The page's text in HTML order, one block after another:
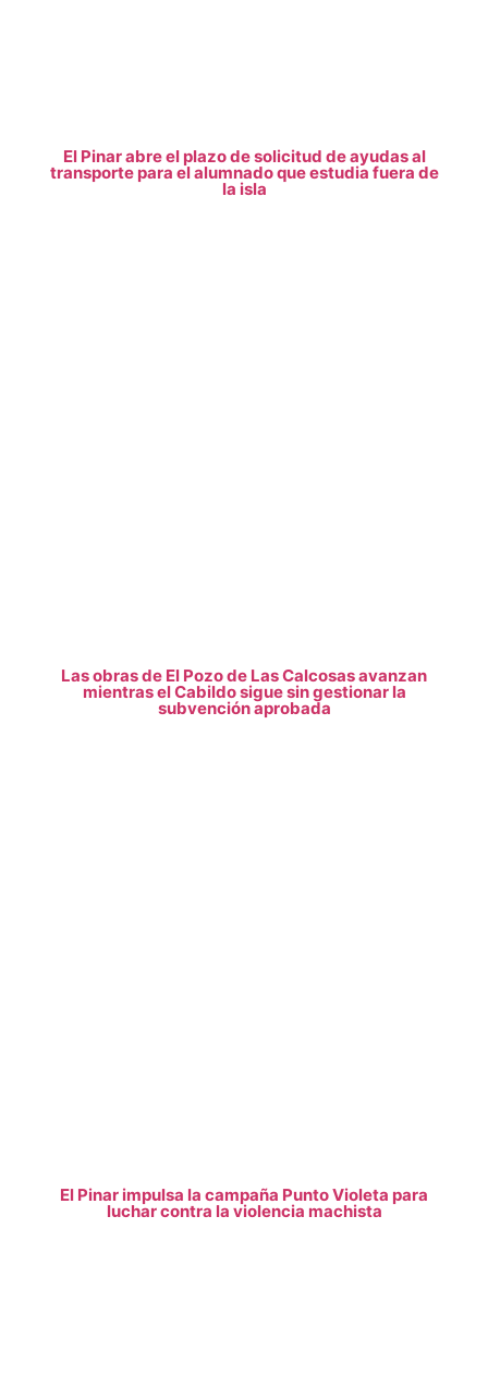
El Pinar abre el plazo de solicitud de ayudas al
transporte para el alumnado que estudia fuera de
la isla
Las obras de El Pozo de Las Calcosas avanzan
mientras el Cabildo sigue sin gestionar la
subvención aprobada
El Pinar impulsa la campaña Punto Violeta para
luchar contra la violencia machista